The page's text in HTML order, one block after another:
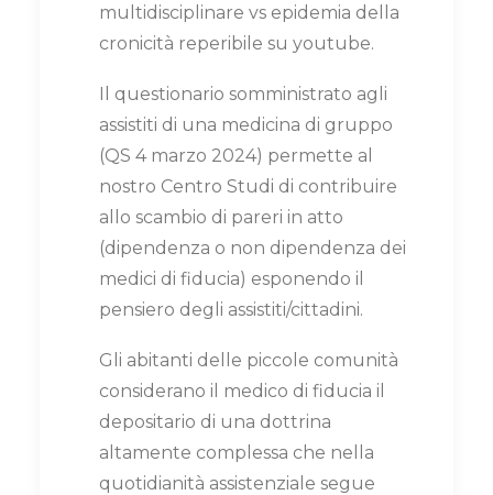
multidisciplinare vs epidemia della
cronicità reperibile su youtube.
Il questionario somministrato agli
assistiti di una medicina di gruppo
(QS 4 marzo 2024) permette al
nostro Centro Studi di contribuire
allo scambio di pareri in atto
(dipendenza o non dipendenza dei
medici di fiducia) esponendo il
pensiero degli assistiti/cittadini.
Gli abitanti delle piccole comunità
considerano il medico di fiducia il
depositario di una dottrina
altamente complessa che nella
quotidianità assistenziale segue